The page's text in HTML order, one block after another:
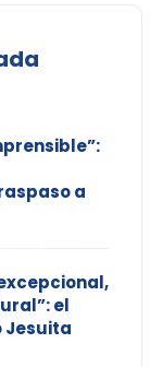
a
el
Jesuita